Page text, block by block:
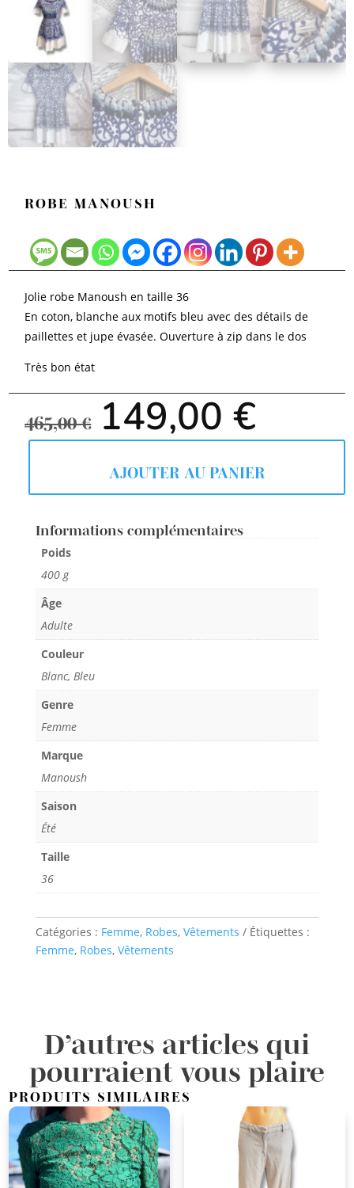
ROBE MANOUSH
Jolie robe Manoush en taille 36
En coton, blanche aux motifs bleu avec des détails de
paillettes et jupe évasée. Ouverture à zip dans le dos
Très bon état
465,00€
Le
prix
initial
465,00 €.
149,00€Le
actuel
AJOUTER AU PANIER
Informations complémentaires
Poids
400 g
Âge
Adulte
Couleur
Blanc, Bleu
Genre
Femme
Marque
Manoush
Saison
Été
Taille
36
Catégories : Femme, Robes, Vêtements
Étiquettes :
Femme, Robes, Vêtements
D’autres articles qui
pourraient vous plaire
PRODUITS SIMILAIRES